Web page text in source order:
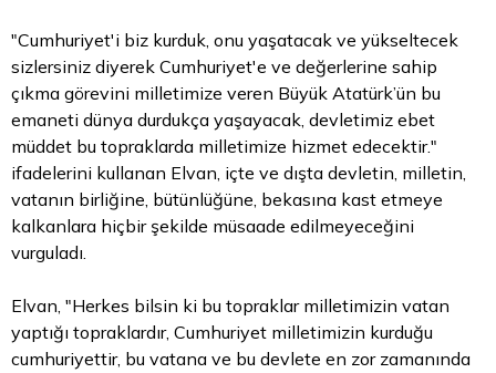
"Cumhuriyet'i biz kurduk, onu yaşatacak ve yükseltecek
sizlersiniz diyerek Cumhuriyet'e ve değerlerine sahip
çıkma görevini milletimize veren Büyük Atatürk’ün bu
emaneti dünya durdukça yaşayacak, devletimiz ebet
müddet bu topraklarda milletimize hizmet edecektir."
ifadelerini kullanan Elvan, içte ve dışta devletin, milletin,
vatanın birliğine, bütünlüğüne, bekasına kast etmeye
kalkanlara hiçbir şekilde müsaade edilmeyeceğini
vurguladı.
Elvan, "Herkes bilsin ki bu topraklar milletimizin vatan
yaptığı topraklardır, Cumhuriyet milletimizin kurduğu
cumhuriyettir, bu vatana ve bu devlete en zor zamanında